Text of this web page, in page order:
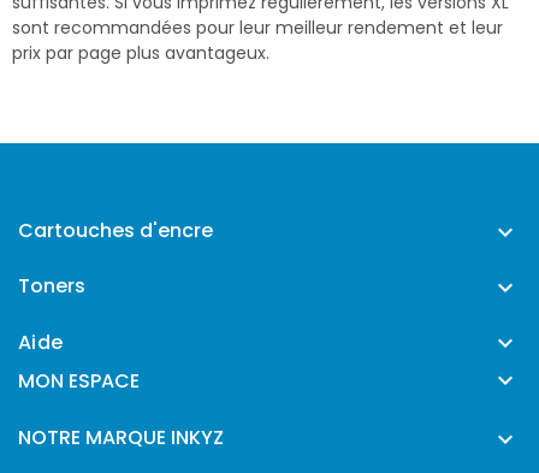
sont recommandées pour leur meilleur rendement et leur
prix par page plus avantageux.
Cartouches d'encre 
Toners 
Aide 
MON ESPACE 
NOTRE MARQUE INKYZ 